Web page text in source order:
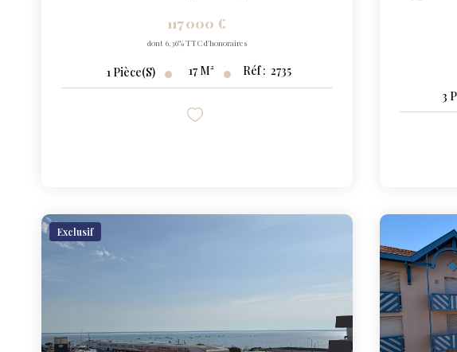
117 000 €
dont 6,36% TTC d'honoraires
1 Pièce(s) 17 M² Réf : 2735
3
Exclusif